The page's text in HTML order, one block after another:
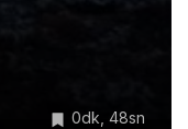
0dk, 48sn